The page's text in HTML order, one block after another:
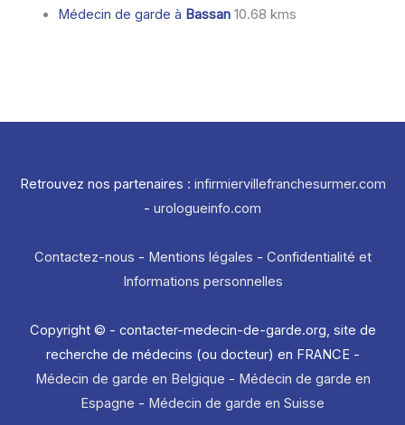
Médecin de garde à Bassan10.68 kms
Retrouvez nos partenaires : infirmiervillefranchesurmer.com
- urologueinfo.com
Contactez-nous - Mentions légales - Confidentialité et
Informations personnelles
Copyright © - contacter-medecin-de-garde.org, site de
recherche de médecins (ou docteur) en FRANCE -
Médecin de garde en Belgique - Médecin de garde en
Espagne - Médecin de garde en Suisse